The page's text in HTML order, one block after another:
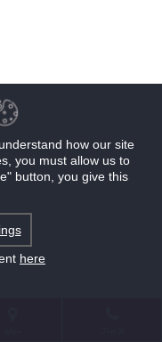
how our site
you must allow us to
button, you give this
here